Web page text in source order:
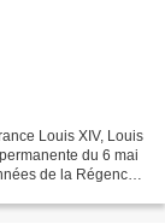
Louis XIV, Louis
du 6 mai
de la Régence.